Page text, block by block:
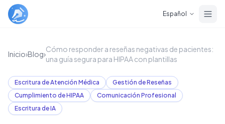
Español
Inicio›Blog›
Cómo responder a reseñas negativas de pacientes:
una guía segura para HIPAA con plantillas
Escritura de Atención Médica
Gestión de Reseñas
Cumplimiento de HIPAA
Comunicación Profesional
Escritura de IA